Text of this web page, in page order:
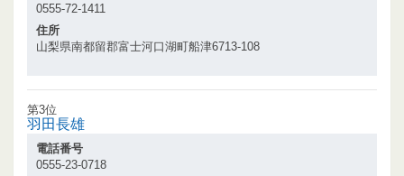
0555-72-1411
住所
山梨県南都留郡富士河口湖町船津6713-108
第3位
羽田長雄
電話番号
0555-23-0718